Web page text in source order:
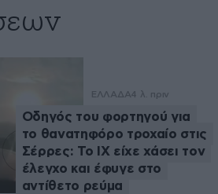
ΕΛΛΑΔΑ4 λ. πριν
Οδηγός του φορτηγού για
το θανατηφόρο τροχαίο στις
Σέρρες: Το ΙΧ είχε χάσει τον
έλεγχο και έφυγε στο
αντίθετο ρεύμα